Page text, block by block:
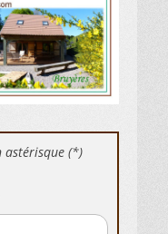
astérisque (*)